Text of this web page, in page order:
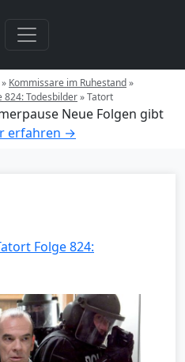
» Kommissare im Ruhestand»
824: Todesbilder»Tatort
Neue Folgen gibt
erfahren →
Folge 824: